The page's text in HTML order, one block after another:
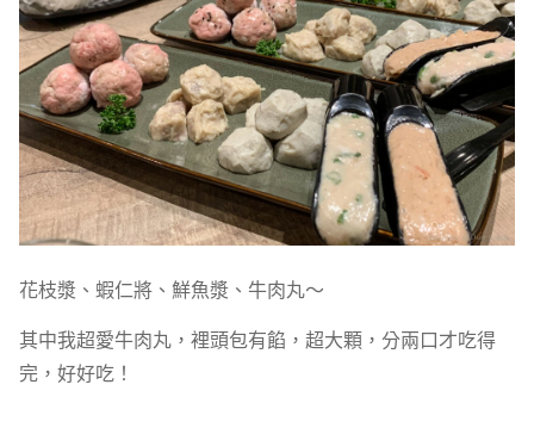
花枝漿、蝦仁將、鮮魚漿、牛肉丸～
其中我超愛牛肉丸，裡頭包有餡，超大顆，分兩口才吃得
完，好好吃！